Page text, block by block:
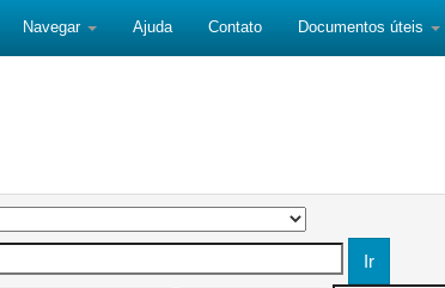
Navegar Ajuda Contato Documentos úteis